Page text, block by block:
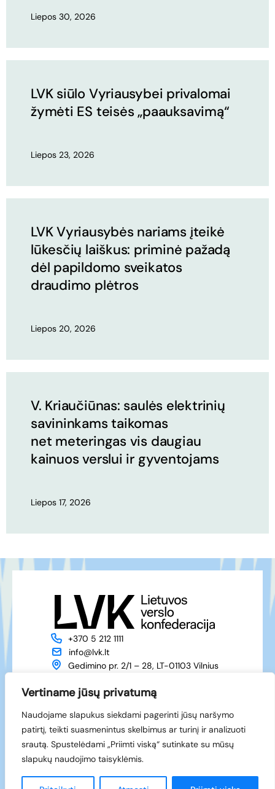
Vertiname jūsų privatumą
Naudojame slapukus siekdami pagerinti jūsų naršymo
patirtį, teikti suasmenintus skelbimus ar turinį ir analizuoti
srautą. Spustelėdami „Priimti viską“ sutinkate su mūsų
slapukų naudojimo taisyklėmis.
Liepos 30, 2026
LVK siūlo Vyriausybei privalomai
žymėti ES teisės „paauksavimą“
Liepos 23, 2026
LVK Vyriausybės nariams įteikė
lūkesčių laiškus: priminė pažadą
dėl papildomo sveikatos
draudimo plėtros
Liepos 20, 2026
V. Kriaučiūnas: saulės elektrinių
savininkams taikomas
net meteringas vis daugiau
kainuos verslui ir gyventojams
Liepos 17, 2026
+370 5 212 1111
info@lvk.lt
Gedimino pr. 2/1 – 28, LT-01103 Vilnius
Naujienos
Narystė
Renginiai
Kontaktai
Facebook
LinkedIn
© 1994-2026 LVK
Sukūrė